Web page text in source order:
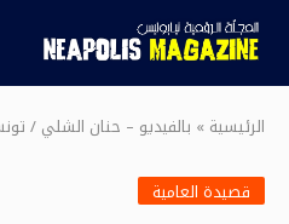
الرئيسية » بالفيديو – حنان الشلي /
قصيدة العامية